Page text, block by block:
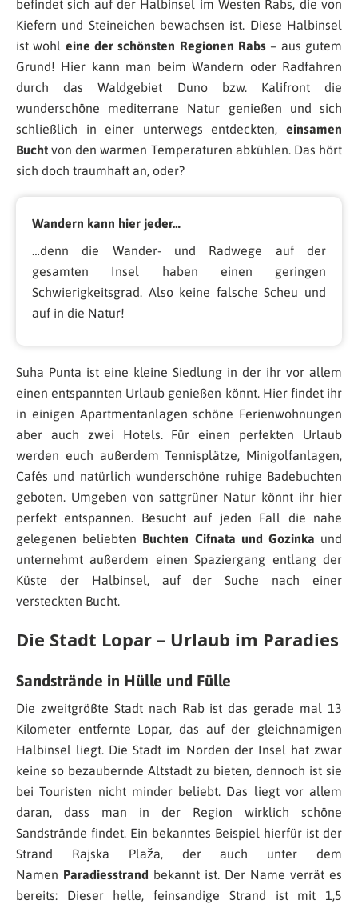
befindet sich auf der Halbinsel im Westen Rabs, die von
Kiefern und Steineichen bewachsen ist. Diese Halbinsel
ist wohl eine der schönsten Regionen Rabs – aus gutem
Grund! Hier kann man beim Wandern oder Radfahren
durch das Waldgebiet Duno bzw. Kalifront die
wunderschöne mediterrane Natur genießen und sich
schließlich in einer unterwegs entdeckten, einsamen
Bucht von den warmen Temperaturen abkühlen. Das hört
sich doch traumhaft an, oder?
Wandern kann hier jeder…
…denn die Wander- und Radwege auf der
gesamten Insel haben einen geringen
Schwierigkeitsgrad. Also keine falsche Scheu und
auf in die Natur!
Suha Punta ist eine kleine Siedlung in der ihr vor allem
einen entspannten Urlaub genießen könnt. Hier findet ihr
in einigen Apartmentanlagen schöne Ferienwohnungen
aber auch zwei Hotels. Für einen perfekten Urlaub
werden euch außerdem Tennisplätze, Minigolfanlagen,
Cafés und natürlich wunderschöne ruhige Badebuchten
geboten. Umgeben von sattgrüner Natur könnt ihr hier
perfekt entspannen. Besucht auf jeden Fall die nahe
gelegenen beliebten Buchten Cifnata und Gozinka und
unternehmt außerdem einen Spaziergang entlang der
Küste der Halbinsel, auf der Suche nach einer
versteckten Bucht.
Die Stadt Lopar – Urlaub im Paradies
Sandstrände in Hülle und Fülle
Die zweitgrößte Stadt nach Rab ist das gerade mal 13
Kilometer entfernte Lopar, das auf der gleichnamigen
Halbinsel liegt. Die Stadt im Norden der Insel hat zwar
keine so bezaubernde Altstadt zu bieten, dennoch ist sie
bei Touristen nicht minder beliebt. Das liegt vor allem
daran, dass man in der Region wirklich schöne
Sandstrände findet. Ein bekanntes Beispiel hierfür ist der
Strand Rajska Plaža, der auch unter dem
Namen Paradiesstrand bekannt ist. Der Name verrät es
bereits: Dieser helle, feinsandige Strand ist mit 1,5